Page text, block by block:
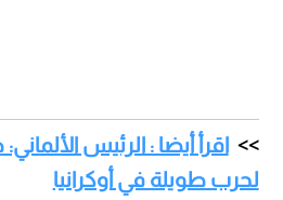
اقرأ أيضا : الرئيس
لحرب طويلة في أوكرانيا